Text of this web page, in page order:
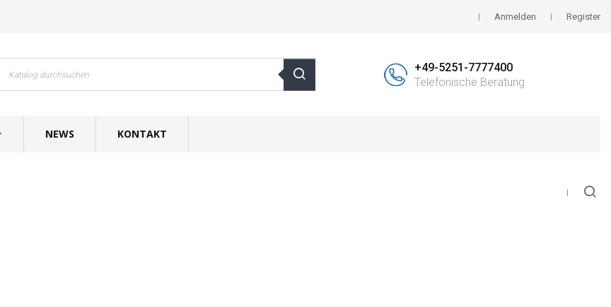
Anmelden Register
+49-5251-7777400
Telefonische Beratung
NEWS KONTAKT